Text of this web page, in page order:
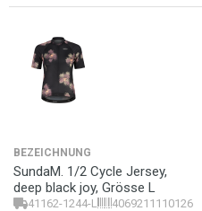
BEZEICHNUNG
SundaM. 1/2 Cycle Jersey,
deep black joy, Grösse L
41162-1244-L 4069211110126